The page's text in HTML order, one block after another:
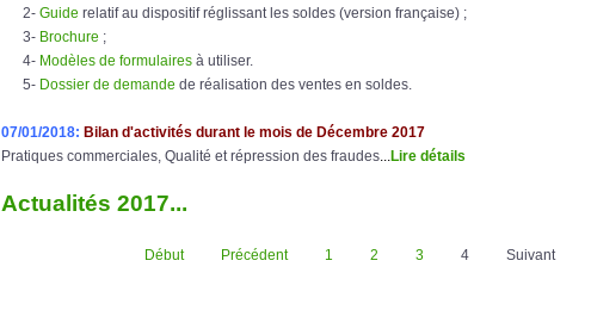
2- Guide relatif au dispositif réglissant les soldes (version française) ;
3- Brochure ;
4- Modèles de formulaires à utiliser.
5- Dossier de demande de réalisation des ventes en soldes.
07/01/2018: Bilan d'activités durant le mois de Décembre 2017
Pratiques commerciales, Qualité et répression des fraudes
Lire détails
Actualités 2017...
Début Précédent 1 2 3 4 Suivant